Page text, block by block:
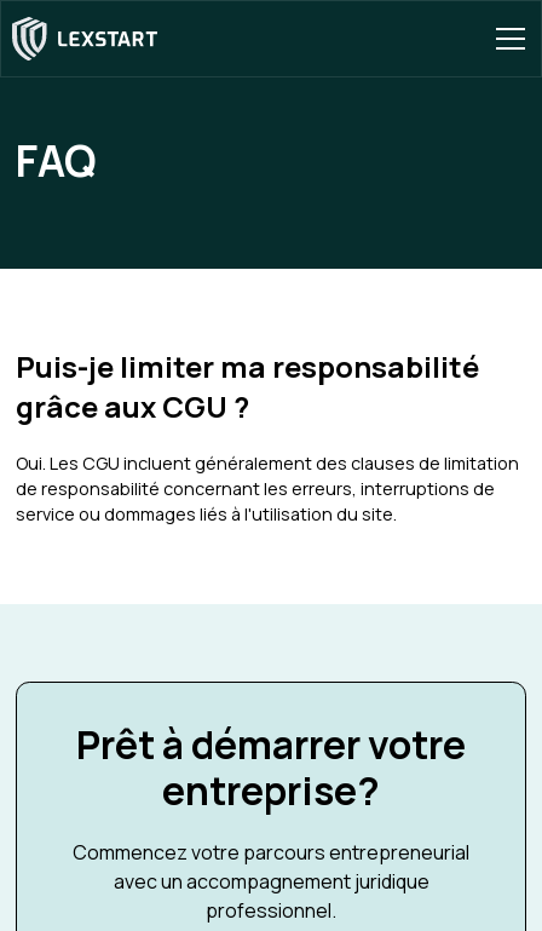
FAQ
Puis-je limiter ma responsabilité
grâce aux CGU ?
Oui. Les CGU incluent généralement des clauses de limitation
de responsabilité concernant les erreurs, interruptions de
service ou dommages liés à l'utilisation du site.
Prêt à démarrer votre
entreprise?
Commencez votre parcours entrepreneurial
avec un accompagnement juridique
professionnel.